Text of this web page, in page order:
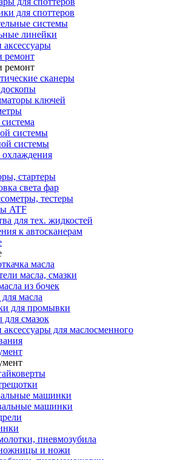
для споттеров
системы
линейки
ремонт
ремонт
сканеры
ключей
системы
системы
стартеры
света фар
тестеры
ATF
для тех. жидкостей
к автосканерам
масла
масла, смазки
из бочек
масла
для промывки
смазок
для маслосменного
машинки
машинки
пневмозубила
и ножи